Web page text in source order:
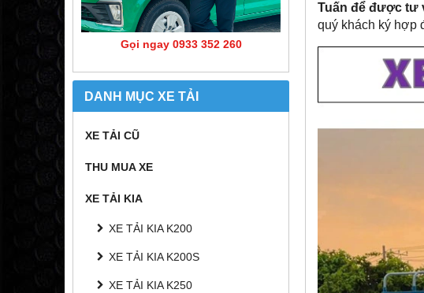
Gọi ngay 0933 352 260
DANH MỤC XE TẢI
XE TẢI CŨ
THU MUA XE
XE TẢI KIA
XE TẢI KIA K200
XE TẢI KIA K200S
XE TẢI KIA K250
Tuấn để được tư
quý khách ký hợp